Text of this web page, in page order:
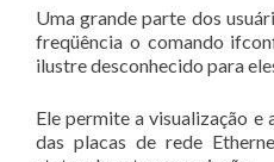
Uma grande parte dos
freqüência o comando
ilustre desconhecido para
Ele permite a visualização e
das placas de rede